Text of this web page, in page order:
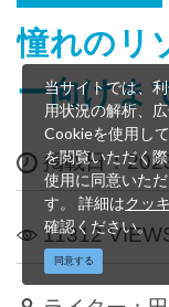
憧れのリ
ー向けま
掲載日：
11312
当サイトでは、
用状況の解析、
Cookieを使用し
を閲覧いただく
使用に同意いた
す。 詳細はクッ
確認ください。
同意する